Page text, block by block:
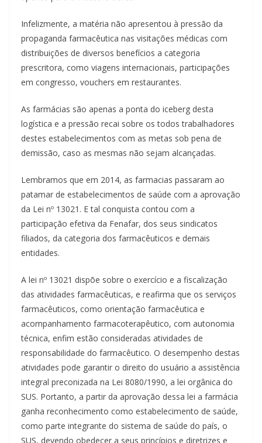
Infelizmente, a matéria não apresentou à pressão da
propaganda farmacêutica nas visitações médicas com
distribuições de diversos benefícios a categoria
prescritora, como viagens internacionais, participações
em congresso, vouchers em restaurantes.
As farmácias são apenas a ponta do iceberg desta
logística e a pressão recai sobre os todos trabalhadores
destes estabelecimentos com as metas sob pena de
demissão, caso as mesmas não sejam alcançadas.
Lembramos que em 2014, as farmacias passaram ao
patamar de estabelecimentos de saúde com a aprovação
da Lei nº 13021. E tal conquista contou com a
participação efetiva da Fenafar, dos seus sindicatos
filiados, da categoria dos farmacêuticos e demais
entidades.
A lei nº 13021 dispõe sobre o exercício e a fiscalização
das atividades farmacêuticas, e reafirma que os serviços
farmacêuticos, como orientação farmacêutica e
acompanhamento farmacoterapêutico, com autonomia
técnica, enfim estão consideradas atividades de
responsabilidade do farmacêutico. O desempenho destas
atividades pode garantir o direito do usuário a assistência
integral preconizada na Lei 8080/1990, a lei orgânica do
SUS. Portanto, a partir da aprovação dessa lei a farmácia
ganha reconhecimento como estabelecimento de saúde,
como parte integrante do sistema de saúde do país, o
SUS, devendo obedecer a seus princípios e diretrizes e